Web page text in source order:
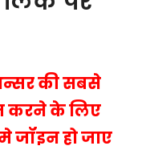
की सबसे
करने के लिए
जॉइन हो जाए